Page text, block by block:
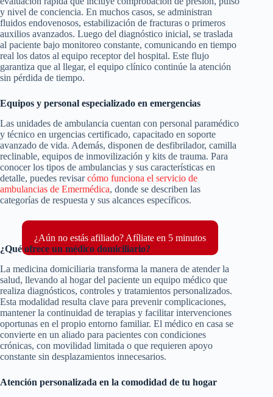
y nivel de conciencia. En muchos casos, se administran
fluidos endovenosos, estabilización de fracturas o primeros
auxilios avanzados. Luego del diagnóstico inicial, se traslada
al paciente bajo monitoreo constante, comunicando en tiempo
real los datos al equipo receptor del hospital. Este flujo
garantiza que al llegar, el equipo clínico continúe la atención
sin pérdida de tiempo.
Equipos y personal especializado en emergencias
Las unidades de ambulancia cuentan con personal paramédico
y técnico en urgencias certificado, capacitado en soporte
avanzado de vida. Además, disponen de desfibrilador, camilla
reclinable, equipos de inmovilización y kits de trauma. Para
conocer los tipos de ambulancias y sus características en
detalle, puedes revisarcómo funciona el servicio de
ambulancias de Emermédica, donde se describen las
categorías de respuesta y sus alcances específicos.
¿Aún no estás afiliado? Afíliate en 5 minutos
¿Qué ofrece un médico domiciliario?
La medicina domiciliaria transforma la manera de atender la
salud, llevando al hogar del paciente un equipo médico que
realiza diagnósticos, controles y tratamientos personalizados.
Esta modalidad resulta clave para prevenir complicaciones,
mantener la continuidad de terapias y facilitar intervenciones
oportunas en el propio entorno familiar. El médico en casa se
convierte en un aliado para pacientes con condiciones
crónicas, con movilidad limitada o que requieren apoyo
constante sin desplazamientos innecesarios.
Atención personalizada en la comodidad de tu hogar